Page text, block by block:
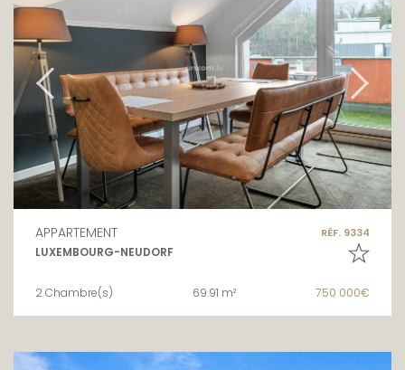
APPARTEMENT RÉF. 9334
LUXEMBOURG-NEUDORF
2 Chambre(s) 69.91 m² 750 000€